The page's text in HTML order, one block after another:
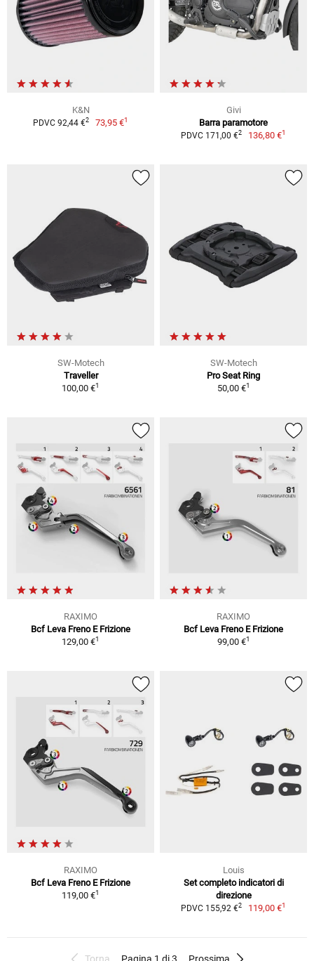
K&N
PDVC 92,44 €2 73,95 €1
Givi
Barra paramotore
PDVC 171,00 €2 136,80 €1
SW-Motech
Traveller
100,00 €1
SW-Motech
Pro Seat Ring
50,00 €1
RAXIMO
Bcf Leva Freno E Frizione
129,00 €1
RAXIMO
Bcf Leva Freno E Frizione
99,00 €1
RAXIMO
Bcf Leva Freno E Frizione
119,00 €1
Louis
Set completo indicatori di
direzione
PDVC 155,92 €2 119,00 €1
Torna Pagina 1 di 3 Prossima